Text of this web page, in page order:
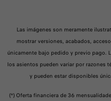
Las imágenes son meramente
mostrar versiones, acabados,
únicamente bajo pedido y previo pago.
los asientos pueden variar por razones
y pueden estar disponibles
(*) Oferta financiera de 36